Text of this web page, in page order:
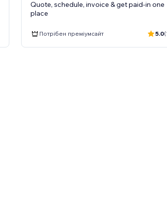
Quote, schedule, invoice & get paid-in one
place
Потрібен преміумсайт 5.0